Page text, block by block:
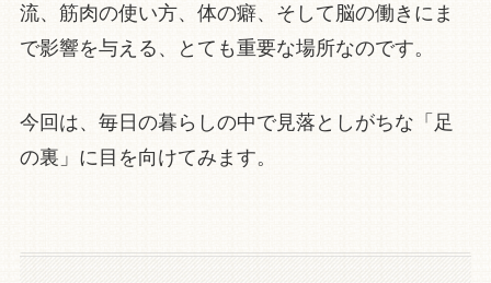
流、筋肉の使い方、体の癖、そして脳の働きにま
で影響を与える、とても重要な場所なのです。
今回は、毎日の暮らしの中で見落としがちな「足
の裏」に目を向けてみます。